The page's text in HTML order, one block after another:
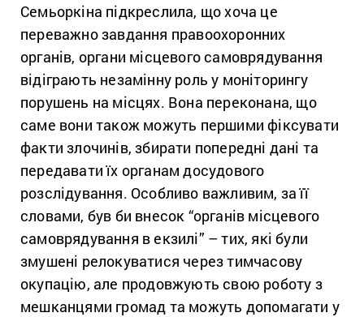
Семьоркіна підкреслила, що хоча це
переважно завдання правоохоронних
органів, органи місцевого самоврядування
відіграють незамінну роль у моніторингу
порушень на місцях. Вона переконана, що
саме вони також можуть першими фіксувати
факти злочинів, збирати попередні дані та
передавати їх органам досудового
розслідування. Особливо важливим, за її
словами, був би внесок “органів місцевого
самоврядування в екзилі” – тих, які були
змушені релокуватися через тимчасову
окупацію, але продовжують свою роботу з
мешканцями громад та можуть допомагати у